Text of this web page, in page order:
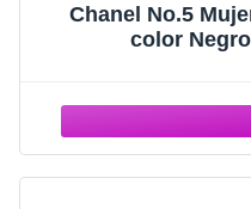
Chanel No.5
color